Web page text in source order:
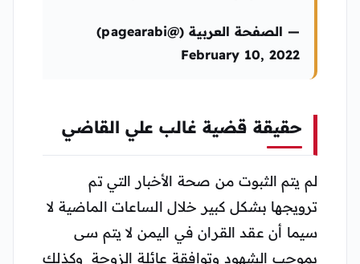
— الصفحة العربية (@pagearabi)
February 10, 2022
حقيقة قضية غالب علي القاضي
لم يتم الثبوت من صحة الأخبار التي تم
ترويجها بشكل كبير خلال الساعات الماضية لا
سيما أن عقد القران في اليمن لا يتم سى
بموجب الشهود وتوافقة عائلة الزوجة وكذلك